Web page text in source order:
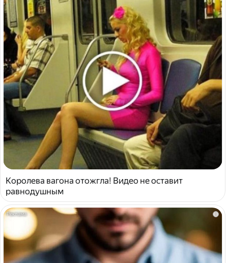
Королева вагона отожгла! Видео не оставит
равнодушным
i